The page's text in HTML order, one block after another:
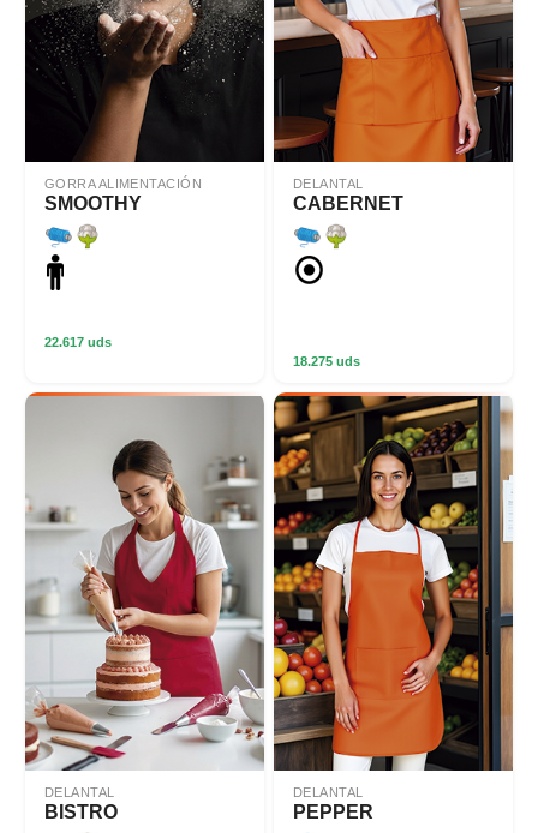
GORRA ALIMENTACIÓN
SMOOTHY
22.617 uds
DELANTAL
CABERNET
18.275 uds
DELANTAL
BISTRO
DELANTAL
PEPPER